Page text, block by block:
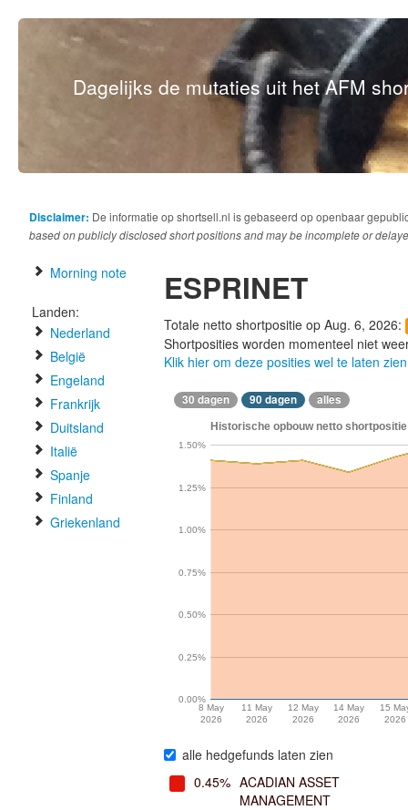
Dagelijks de mutaties uit het AFM
Disclaimer: De informatie op shortsell.nl is gebaseerd op openbaar
based on publicly disclosed short positions and may be incomplete or
Morning note
Landen:
Nederland
België
Engeland
Frankrijk
Duitsland
Italië
Spanje
Finland
Griekenland
ESPRINET
Totale netto shortpositie op Aug. 6, 2026:
Shortposities worden momenteel niet
Klik hier om deze posities wel te laten zien
30 dagen 90 dagen alles
Historische opbouw netto
8 May
2026
11 May
2026
12 May
2026
14 May
2026
15
2026
0.00%
0.25%
0.50%
0.75%
1.00%
1.25%
1.50%
alle hedgefunds laten zien
0.45% ACADIAN ASSET
MANAGEMENT